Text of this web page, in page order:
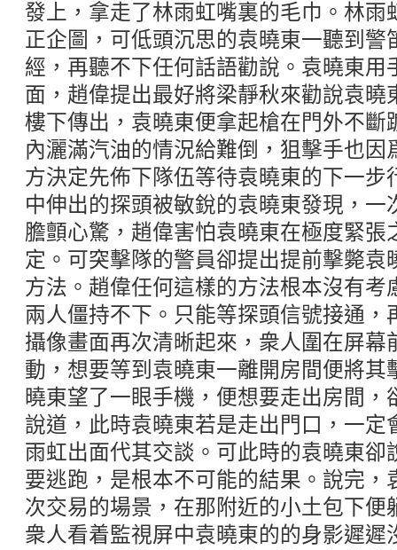
發上，拿走了林雨虹嘴裏的毛巾。林雨
正企圖，可低頭沉思的袁曉東一聽到警
經，再聽不下任何話語勸說。袁曉東用
面，趙偉提出最好將梁靜秋來勸說袁曉
樓下傳出，袁曉東便拿起槍在門外不斷
內灑滿汽油的情況給難倒，狙擊手也因
方決定先佈下隊伍等待袁曉東的下一步
中伸出的探頭被敏銳的袁曉東發現，一
膽顫心驚，趙偉害怕袁曉東在極度緊張
定。可突擊隊的警員卻提出提前擊斃袁
方法。趙偉任何這樣的方法根本沒有考
兩人僵持不下。只能等探頭信號接通，
攝像畫面再次清晰起來，衆人圍在屏幕
動，想要等到袁曉東一離開房間便將其
曉東望了一眼手機，便想要走出房間，
說道，此時袁曉東若是走出門口，一定
雨虹出面代其交談。可此時的袁曉東卻
要逃跑，是根本不可能的結果。說完，
次交易的場景，在那附近的小土包下便
衆人看着監視屏中袁曉東的的身影遲遲